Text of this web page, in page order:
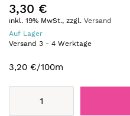
3,30 €
inkl. 19% MwSt., zzgl. Versand
Auf Lager
Versand 3 - 4 Werktage
3,20 €/100m